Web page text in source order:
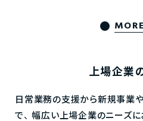
MORE
上場企業
日常業務の支援から新規事業
で、 幅広い上場企業のニーズ